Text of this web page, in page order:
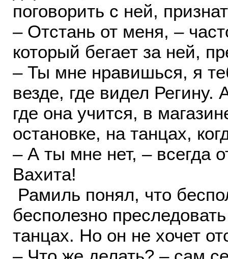
поговорить с ней,
– Отстань от меня, –
который бегает за ней,
– Ты мне нравишься, я
везде, где видел Регину.
где она учится, в
остановке, на танцах,
– А ты мне нет, – всегда
Вахита!
Рамиль понял, что
бесполезно
танцах. Но он не хочет